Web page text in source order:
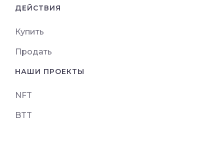
ДЕЙСТВИЯ
Купить
Продать
НАШИ ПРОЕКТЫ
NFT
BTT